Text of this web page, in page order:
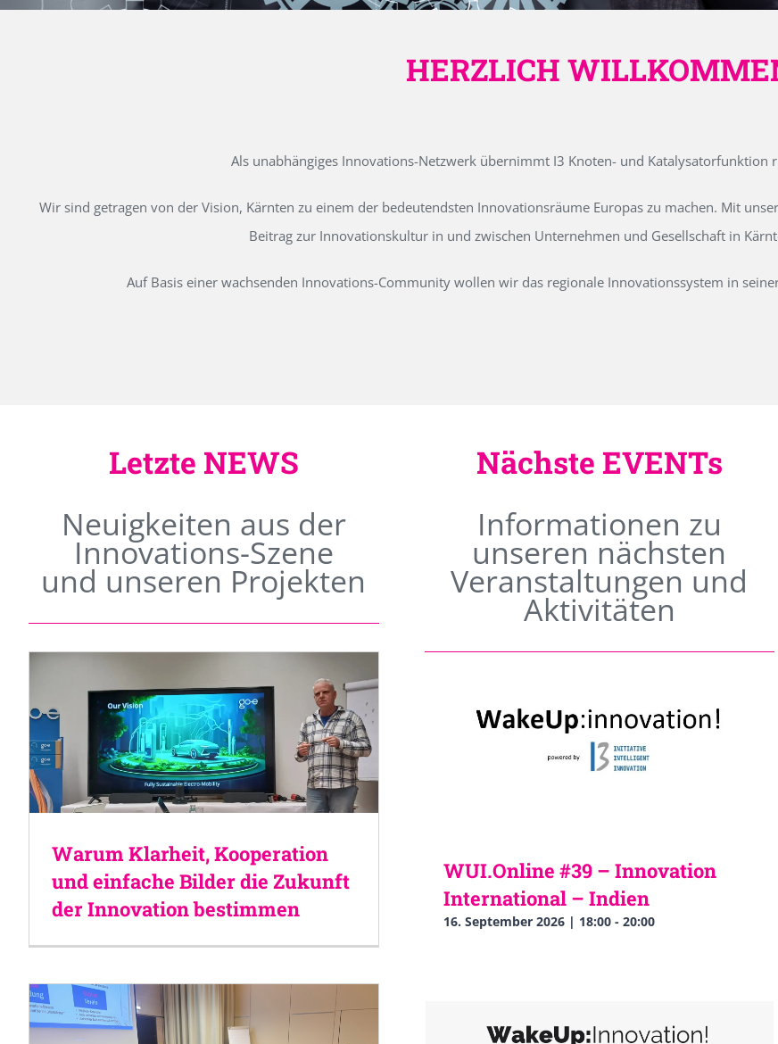
HERZLICH
Als unabhängiges Innovations-Netzwerk übernimmt I3 Knoten- und Katalysatorfunktion
Wir sind getragen von der Vision, Kärnten zu einem der bedeutendsten Innovationsräume Europas zu machen. Mit
Beitrag zur Innovationskultur in und zwischen Unternehmen und Gesellschaft in
Auf Basis einer wachsenden Innovations-Community wollen wir das regionale Innovationssystem in
Letzte NEWS
Neuigkeiten aus der
Innovations-Szene
und unseren Projekten
Warum Klarheit, Kooperation
und einfache Bilder die Zukunft
der Innovation bestimmen
Nächste EVENTs
Informationen zu
unseren nächsten
Veranstaltungen und
Aktivitäten
WUI.Online #39 – Innovation
International – Indien
16. September 2026 | 18:00- 20:00